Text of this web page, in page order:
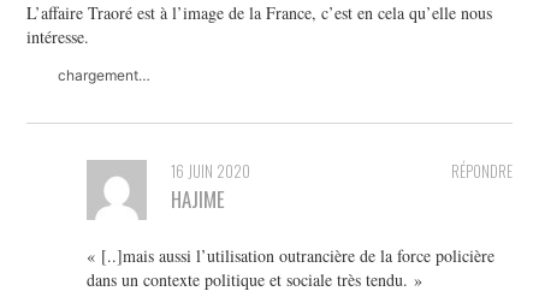
L’affaire Traoré est à l’image de la France, c’est en cela qu’elle nous
intéresse.
chargement…
RÉPONDRE
16 JUIN 2020
HAJIME
« [..]mais aussi l’utilisation outrancière de la force policière
dans un contexte politique et sociale très tendu. »